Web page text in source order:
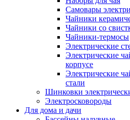
Самовары
Чайники
Чайники со
Чайники-термосы
Электрические
Электрические
корпусе
Электрические
стали
Шинковки
Электросковороды
Для дома и дачи